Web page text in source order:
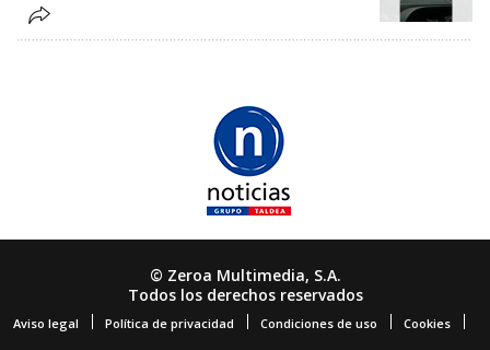
© Zeroa Multimedia, S.A.
Todos los derechos reservados
Aviso legal Política de privacidad Condiciones de uso Cookies